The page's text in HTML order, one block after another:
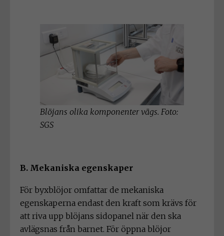
Blöjans olika komponenter vägs. Foto:
SGS
B. Mekaniska egenskaper
För byxblöjor omfattar de mekaniska
egenskaperna endast den kraft som krävs för
att riva upp blöjans sidopanel när den ska
avlägsnas från barnet. För öppna blöjor